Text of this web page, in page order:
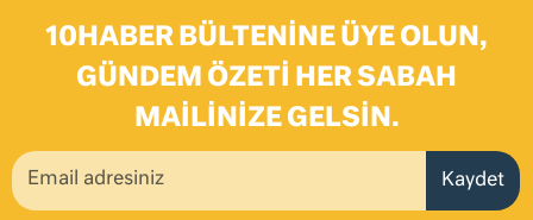
10HABER BÜLTENINE ÜYE OLUN,
GÜNDEM ÖZETI HER SABAH
MAILINIZE GELSIN.
Kaydet